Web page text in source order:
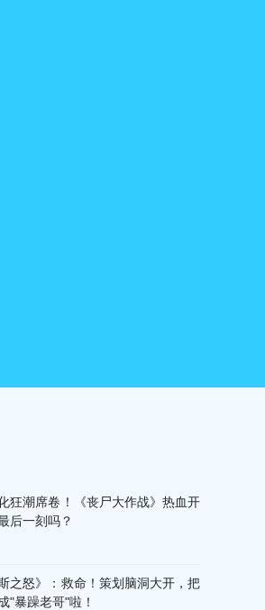
狂潮席卷！《丧尸大作战》热血开
后一刻吗？
之怒》：救命！策划脑洞大开，把
"暴躁老哥"啦！